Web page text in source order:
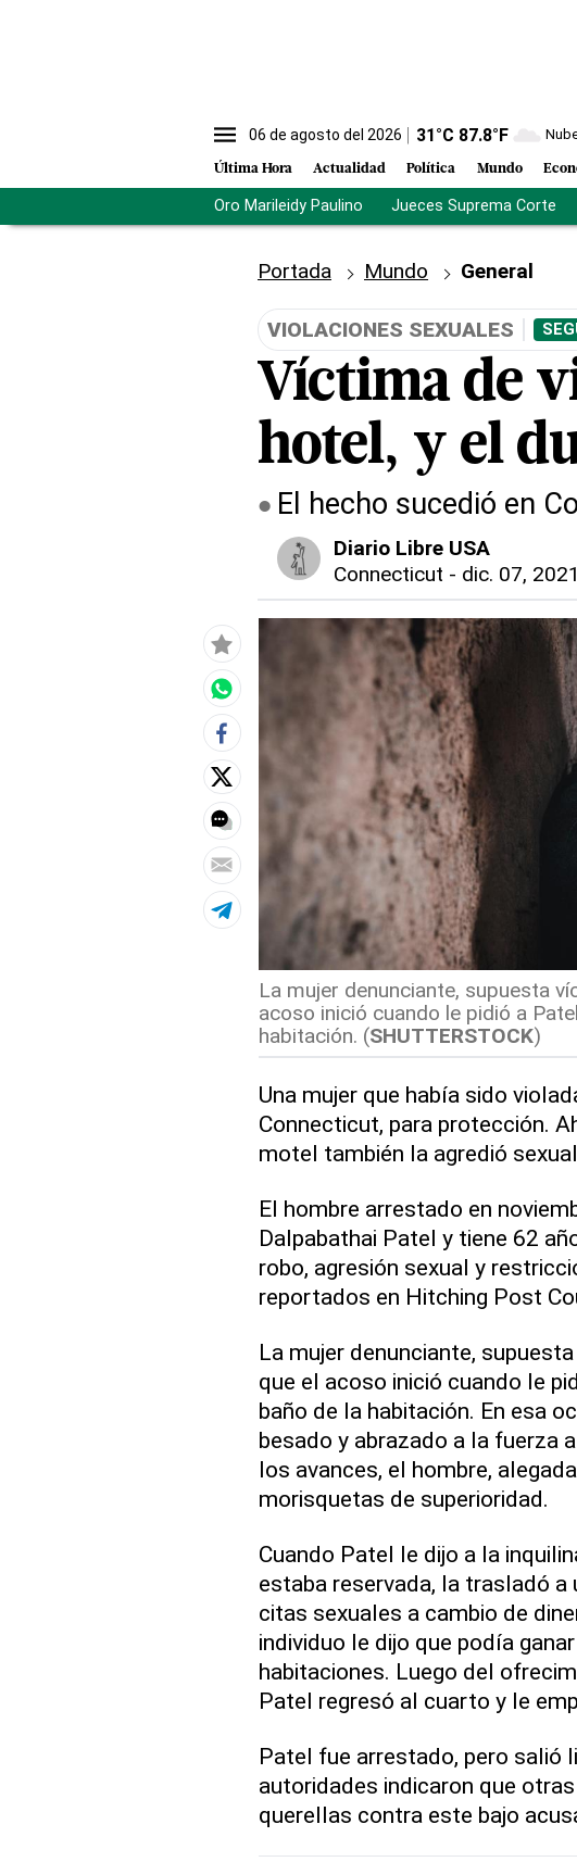
06 de agosto del 2026 31°C 87.8°F
Última Hora Actualidad Política Mundo
Oro Marileidy Paulino Jueces Suprema Corte
Portada Mundo General
VIOLACIONES SEXUALES
Víctima de
hotel, y el
El hecho sucedió en
Diario Libre USA
Connecticut - dic. 07,
La mujer denunciante, supuesta
acoso inició cuando le pidió a
habitación. (SHUTTERSTOCK)
Una mujer que había sido
Connecticut, para protección.
motel también la agredió
El hombre arrestado en
Dalpabathai Patel y tiene 62
robo, agresión sexual y
reportados en Hitching Post
La mujer denunciante,
que el acoso inició cuando le
baño de la habitación. En esa
besado y abrazado a la fuerza
los avances, el hombre,
morisquetas de superioridad.
Cuando Patel le dijo a la
estaba reservada, la trasladó a
citas sexuales a cambio de
individuo le dijo que podía
habitaciones. Luego del
Patel regresó al cuarto y le
Patel fue arrestado, pero salió
autoridades indicaron que
querellas contra este bajo